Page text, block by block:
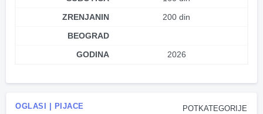
ZRENJANIN
200 din
BEOGRAD
GODINA
2026
POTKATEGORIJE
OGLASI | PIJACE